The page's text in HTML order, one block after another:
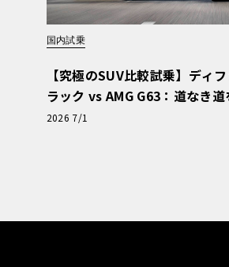
国内試乗
【究極のSUV比較試乗】ディ
ラック vs AMG G63：道なき
極的アプローチ」
2026 7/1